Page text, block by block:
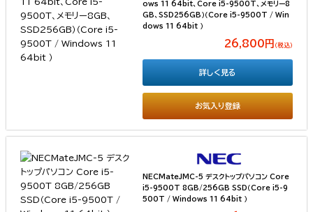
ows 11 64bit、Core i5-9500T、メモリー8
GB、SSD256GB）（Core i5-9500T / Win
dows 11 64bit ）
26,800円 （税込）
お気入り登録
詳しく見る
NECMateJMC-5 デスクトップパソコン Core
i5-9500T 8GB/256GB SSD（Core i5-9
500T / Windows 11 64bit ）